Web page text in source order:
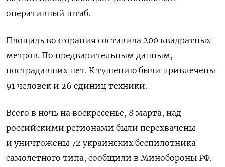
оперативный штаб.
Площадь возгорания составила 200 квадратных
метров. По предварительным данным,
пострадавших нет. К тушению были привлечены
91 человек и 26 единиц техники.
Всего в ночь на воскресенье, 8 марта, над
российскими регионами были перехвачены
и уничтожены 72 украинских беспилотника
самолетного типа, сообщили в Минобороны РФ.